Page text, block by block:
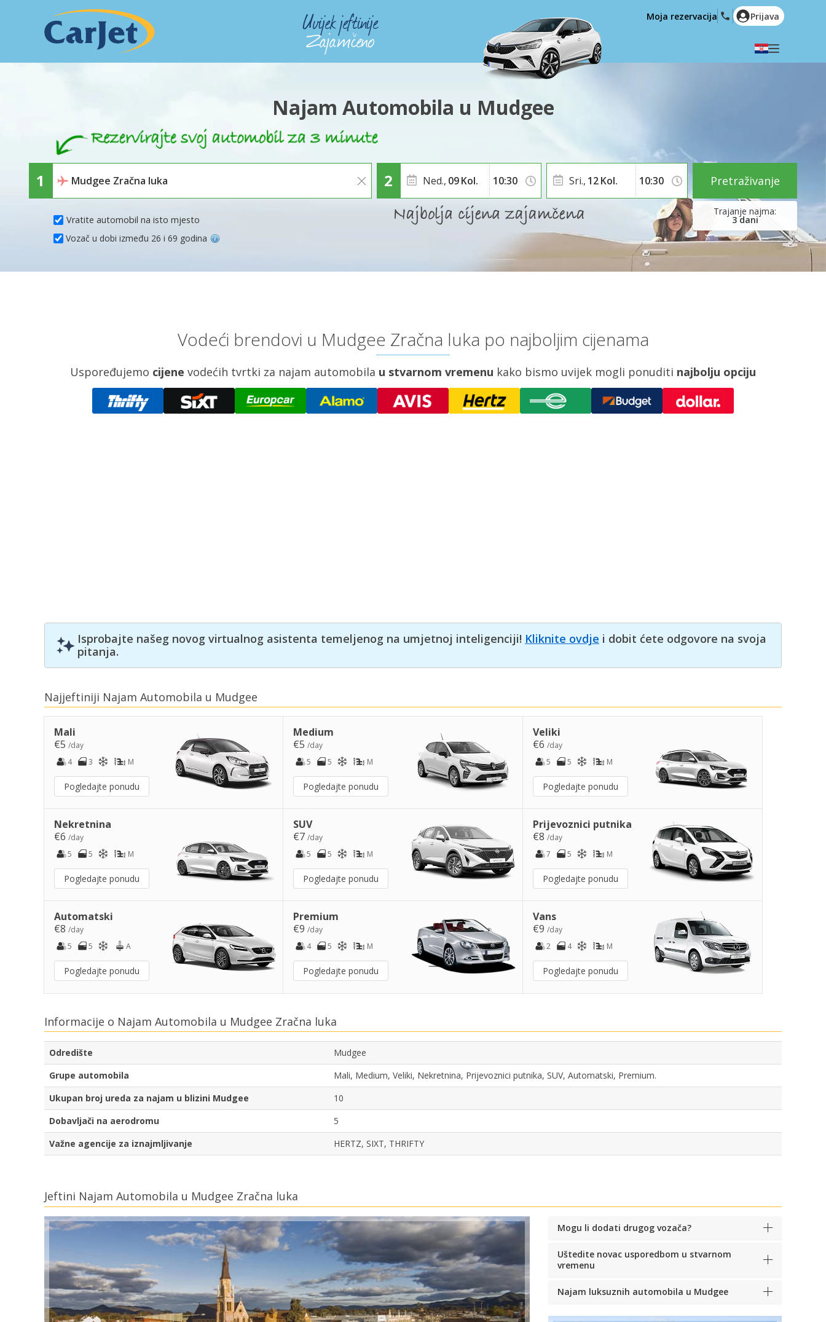
English (US)
Polski
Türkçe
Română
Ελληνικά
Hrvatski
العربية
Moja rezervacija Prijava
Najam Automobila u Mudgee
Vratite automobil na isto mjesto
Ned., 09Kol.
3 dani
Sri., 12Kol.
Vozač u dobi između 26 i 69 godina
Pretraživanje
Vodeći brendovi u Mudgee Zračna luka po najboljim cijenama
Uspoređujemo cijene vodećih tvrtki za najam automobila u stvarnom vremenu kako bismo uvijek mogli ponuditi najbolju opciju
Isprobajte našeg novog virtualnog asistenta temeljenog na umjetnoj inteligenciji! Kliknite ovdje i dobit ćete odgovore na svoja
pitanja.
Najjeftiniji Najam Automobila u Mudgee
Mali
€5 /day
4
3 M
Pogledajte ponudu
Medium
€5/day
5
5 M
Pogledajte ponudu
Veliki
€6 /day
5
5 M
Pogledajte ponudu
Nekretnina
€6 /day
5
5 M
Pogledajte ponudu
SUV
€7/day
5
5 M
Pogledajte ponudu
Prijevoznici putnika
€8 /day
7
5 M
Pogledajte ponudu
Automatski
€8 /day
5
5 A
Pogledajte ponudu
Premium
€9/day
4
5 M
Pogledajte ponudu
Vans
€9 /day
2
4 M
Pogledajte ponudu
Informacije o Najam Automobila u Mudgee Zračna luka
Odredište
Mudgee
Grupe automobila
Mali, Medium, Veliki, Nekretnina, Prijevoznici putnika, SUV, Automatski, Premium.
Ukupan broj ureda za najam u blizini Mudgee
10
Dobavljači na aerodromu
5
Važne agencije za iznajmljivanje
HERTZ, SIXT, THRIFTY
Jeftini Najam Automobila u Mudgee Zračna luka
Mogu li dodati drugog vozača?
Uštedite novac usporedbom u stvarnom
vremenu
Najam luksuznih automobila u Mudgee